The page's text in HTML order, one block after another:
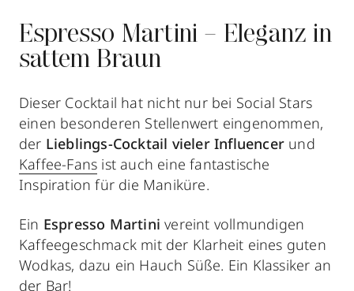
Espresso Martini – Eleganz in
sattem Braun
Dieser Cocktail hat nicht nur bei Social Stars
einen besonderen Stellenwert eingenommen,
der Lieblings-Cocktail vieler Influencer und
Kaffee-Fans ist auch eine fantastische
Inspiration für die Maniküre.
Ein Espresso Martini vereint vollmundigen
Kaffeegeschmack mit der Klarheit eines guten
Wodkas, dazu ein Hauch Süße. Ein Klassiker an
der Bar!